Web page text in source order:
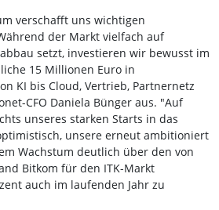
verschafft uns wichtigen
der Markt vielfach auf
setzt, investieren wir bewusst im
15 Millionen Euro in
KI bis Cloud, Vertrieb, Partnernetz
CFO Daniela Bünger aus. "Auf
unseres starken Starts in das
unsere erneut ambitioniert
Wachstum deutlich über den von
Bitkom für den ITK-Markt
auch im laufenden Jahr zu